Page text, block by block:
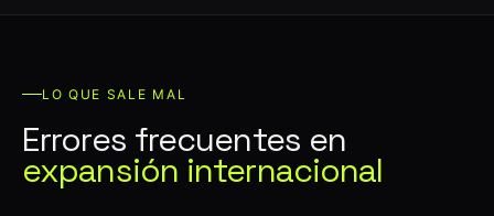
LO QUE SALE MAL
Errores frecuentes en
expansión internacional